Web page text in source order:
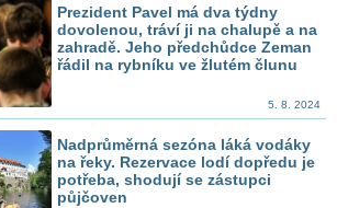
Prezident Pavel má dva týdny
dovolenou, tráví ji na chalupě a na
zahradě. Jeho předchůdce Zeman
řádil na rybníku ve žlutém člunu
5. 8. 2024
Nadprůměrná sezóna láká vodáky
na řeky. Rezervace lodí dopředu je
potřeba, shodují se zástupci
půjčoven